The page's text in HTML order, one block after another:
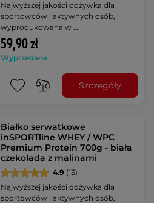
Najwyższej jakości odżywka dla
sportowców i aktywnych osób,
wyprodukowana w …
59,90 zł
Wyprzedane
Szczegóły
Białko serwatkowe
inSPORTline WHEY / WPC
Premium Protein 700g - biała
czekolada z malinami
4.9 (13)
Najwyższej jakości odżywka dla
sportowców i aktywnych osób,